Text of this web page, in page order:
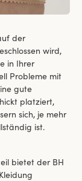
der
wird,
in Ihrer
Probleme mit
gute
platziert,
sich, je mehr
ist.
bietet der BH